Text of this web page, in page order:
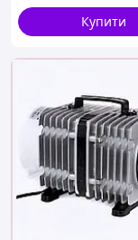
Купити